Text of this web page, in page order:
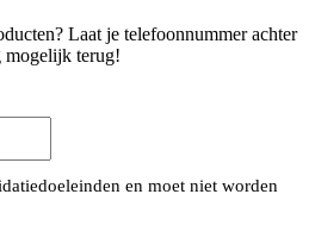
Laat je telefoonnummer achter
mogelijk terug!
en moet niet worden